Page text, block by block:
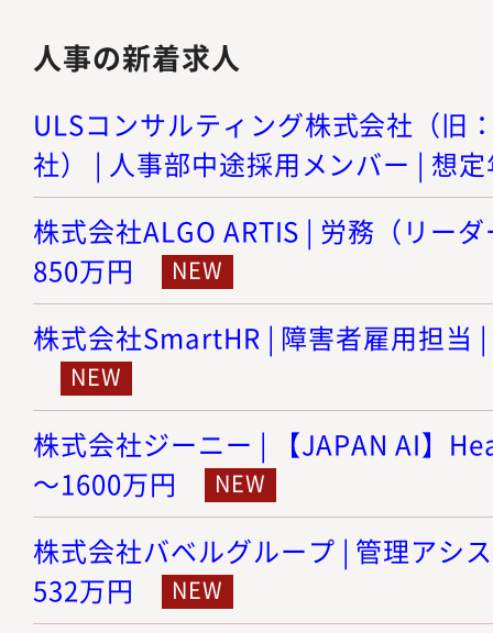
人事の新着求人
ULSコンサルティング株式会社（旧
社） | 人事部中途採用メンバー | 想
株式会社ALGO ARTIS | 労務（リー
850万円
株式会社SmartHR | 障害者雇用担当
株式会社ジーニー | 【JAPAN AI】
～1600万円
株式会社バベルグループ | 管理アシ
532万円